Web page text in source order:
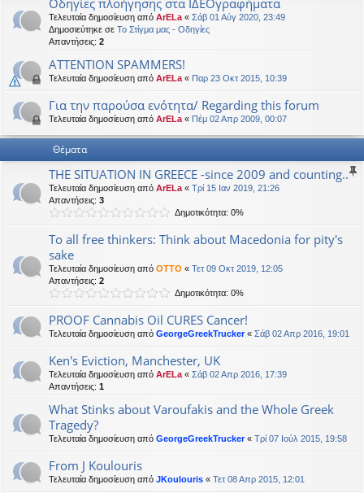
εις
Οδηγίες πλοήγησης στα ΙΔΕΟγραφήματα
Τελευταία δημοσίευση από ArELa « Σάβ 01 Αύγ 2020, 23:49
Δημοσιεύτηκε σε Το Στίγμα μας - Οδηγίες
Απαντήσεις: 2
ATTENTION SPAMMERS!
Τελευταία δημοσίευση από ArELa « Παρ 23 Οκτ 2015, 10:39
Για την παρούσα ενότητα/ Regarding this forum
Τελευταία δημοσίευση από ArELa « Πέμ 02 Απρ 2009, 00:07
Θέματα
THE SITUATION IN GREECE -since 2009 and counting..
Τελευταία δημοσίευση από ArELa « Τρί 15 Ιαν 2019, 21:26
Απαντήσεις: 3
Δημοτικότητα: 0%
To all free thinkers: Think about Macedonia for pity's
sake
Τελευταία δημοσίευση από OTTO « Τετ 09 Οκτ 2019, 12:05
Απαντήσεις: 2
Δημοτικότητα: 0%
PROOF Cannabis Oil CURES Cancer!
Τελευταία δημοσίευση από GeorgeGreekTrucker« Σάβ 02 Απρ 2016, 19:01
Ken's Eviction, Manchester, UK
Τελευταία δημοσίευση από ArELa « Σάβ 02 Απρ 2016, 17:39
Απαντήσεις: 1
What Stinks about Varoufakis and the Whole Greek
Tragedy?
Τελευταία δημοσίευση από GeorgeGreekTrucker« Τρί 07 Ιούλ 2015, 19:58
From J Koulouris
Τελευταία δημοσίευση από JKoulouris « Τετ 08 Απρ 2015, 12:01